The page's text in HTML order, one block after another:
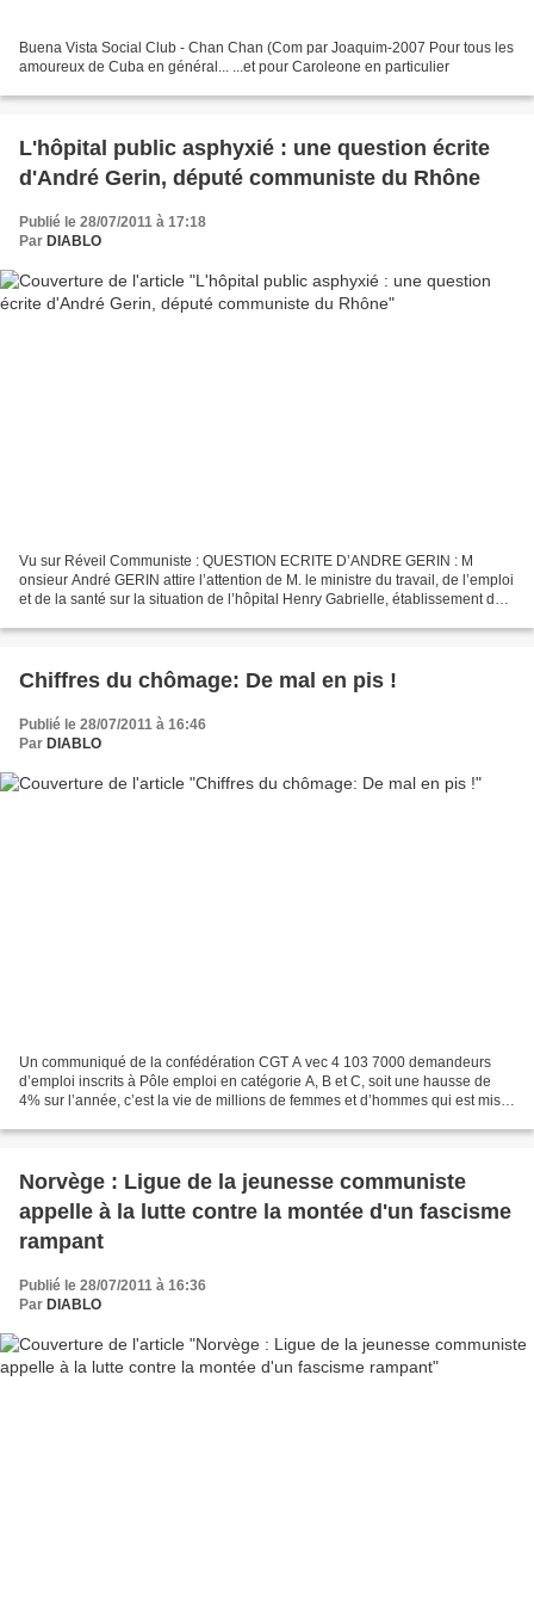
Buena Vista Social Club - Chan Chan (Com par Joaquim-2007 Pour tous les
amoureux de Cuba en général... ...et pour Caroleone en particulier
L'hôpital public asphyxié : une question écrite
d'André Gerin, député communiste du Rhône
Publié le 28/07/2011 à 17:18
Par DIABLO
Vu sur Réveil Communiste : QUESTION ECRITE D’ANDRE GERIN : M
onsieur André GERIN attire l’attention de M. le ministre du travail, de l’emploi
et de la santé sur la situation de l’hôpital Henry Gabrielle, établissement de
Chiffres du chômage: De mal en pis !
Publié le 28/07/2011 à 16:46
Par DIABLO
Un communiqué de la confédération CGT A vec 4 103 7000 demandeurs
d’emploi inscrits à Pôle emploi en catégorie A, B et C, soit une hausse de
4% sur l’année, c’est la vie de millions de femmes et d’hommes qui est mise
Norvège : Ligue de la jeunesse communiste
appelle à la lutte contre la montée d'un fascisme
rampant
Publié le 28/07/2011 à 16:36
Par DIABLO